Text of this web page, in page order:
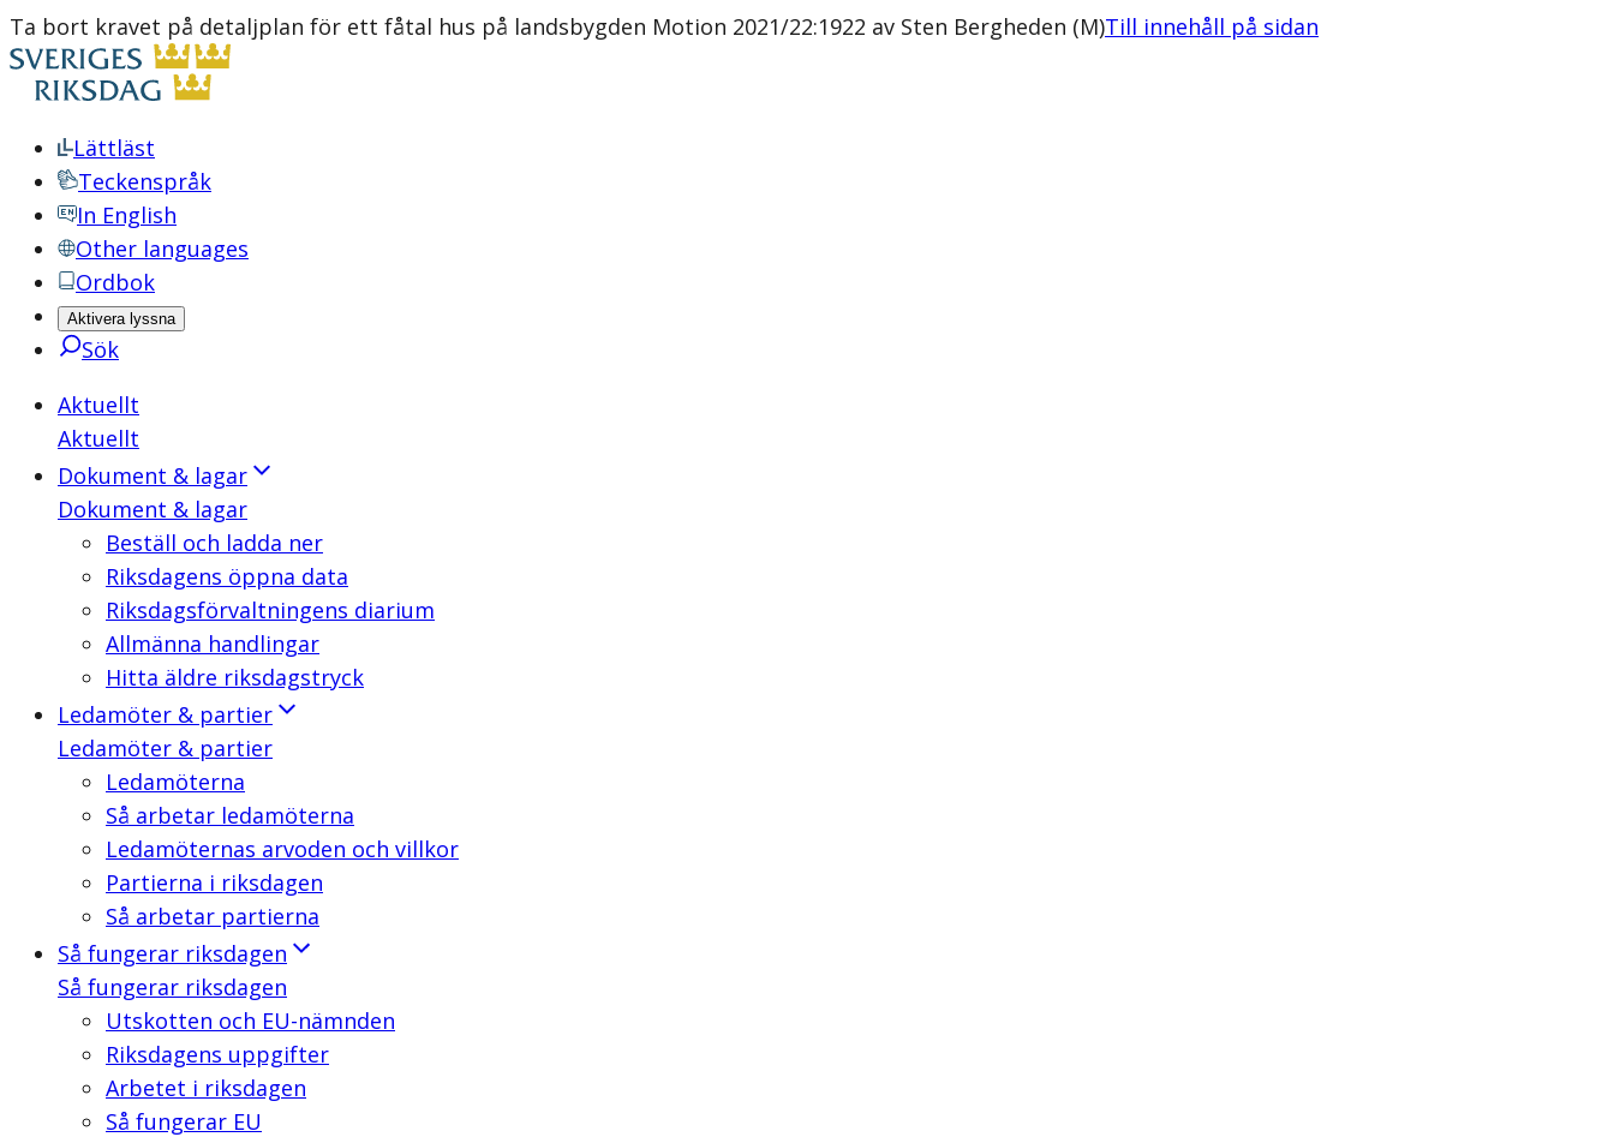
Ta bort kravet på detaljplan för ett fåtal hus på landsbygden Motion 2021/22:1922 av Sten Bergheden (M)Till innehåll på sidan
Lättläst
Teckenspråk
In English
Other languages
Ordbok
Aktivera lyssna
Sök
Aktuellt
Aktuellt
Dokument & lagar
Dokument & lagar
Beställ och ladda ner
Riksdagens öppna data
Riksdagsförvaltningens diarium
Allmänna handlingar
Hitta äldre riksdagstryck
Ledamöter & partier
Ledamöter & partier
Ledamöterna
Så arbetar ledamöterna
Ledamöternas arvoden och villkor
Partierna i riksdagen
Så arbetar partierna
Så fungerar riksdagen
Så fungerar riksdagen
Utskotten och EU-nämnden
Riksdagens uppgifter
Arbetet i riksdagen
Så fungerar EU